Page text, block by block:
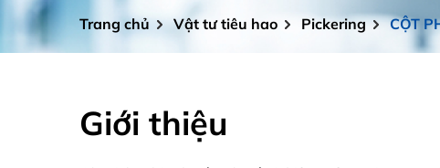
Trang chủ Vật tư tiêu hao Pickering CỘT
Giới thiệu